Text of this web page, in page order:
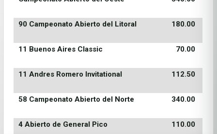
90 Campeonato Abierto del Litoral 180.00
11 Buenos Aires Classic 70.00
11 Andres Romero Invitational 112.50
58 Campeonato Abierto del Norte 340.00
4 Abierto de General Pico 110.00